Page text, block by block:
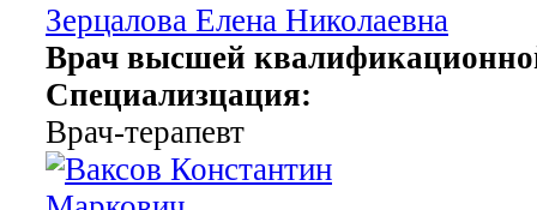
Зерцалова Елена Николаевна
Врач высшей
Специализцация:
Врач-терапевт